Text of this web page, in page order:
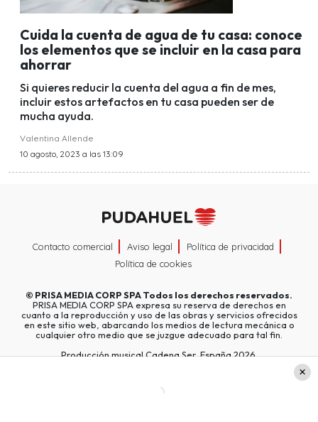
Cuida la cuenta de agua de tu casa: conoce
los elementos que se incluir en la casa para
ahorrar
Si quieres reducir la cuenta del agua a fin de mes,
incluir estos artefactos en tu casa pueden ser de
mucha ayuda.
Valentina Allende
10 agosto, 2023 a las 13:09
Contacto comercial Aviso legal
Política de privacidad
Política de cookies
© PRISA MEDIA CORP SPATodos los derechos reservados.
PRISA MEDIA CORP SPA expresa su reserva de derechos en
cuanto a la reproducción y uso de las obras y servicios ofrecidos
en este sitio web, abarcando los medios de lectura mecánica o
cualquier otro medio que se juzgue adecuado para tal fin.
Producción musical Cadena Ser, España 2026.